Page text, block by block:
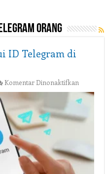
orang
ID Telegram di
Komentar Dinonaktifkan
Begini
Cara
ID
Chat
Bot